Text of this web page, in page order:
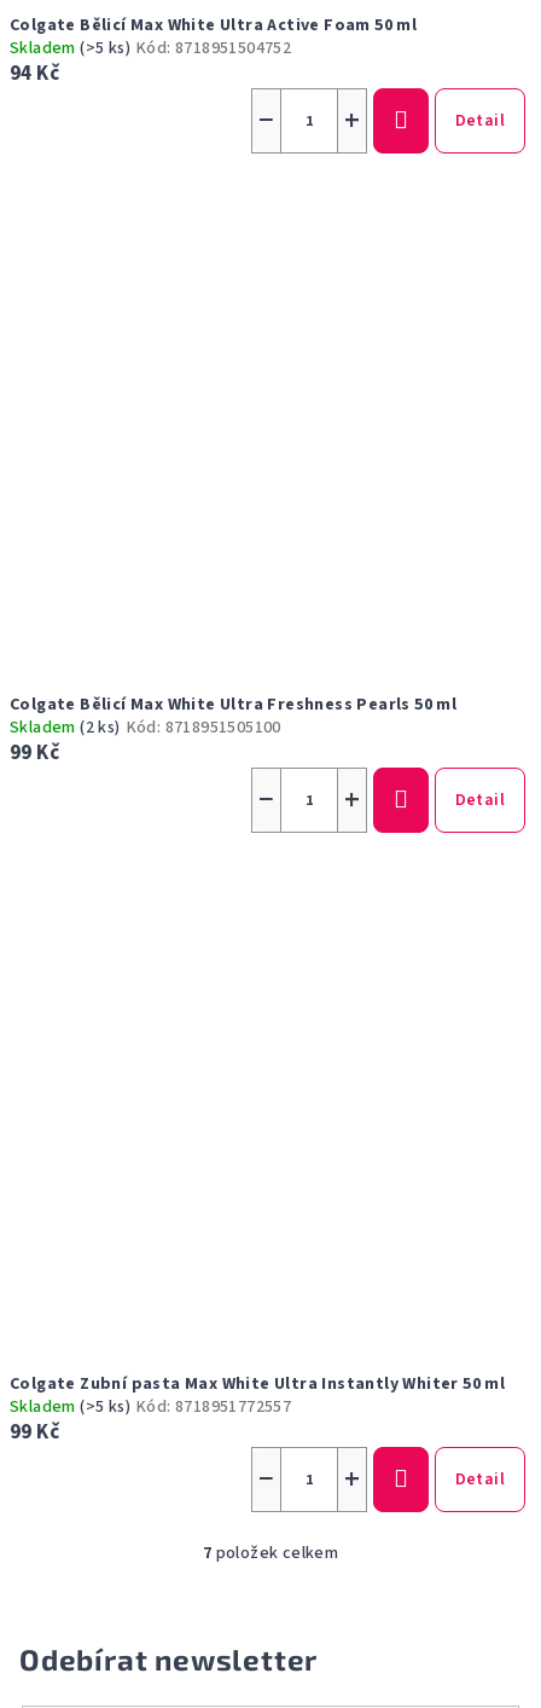
Colgate Bělicí Max White Ultra Active Foam 50 ml
Skladem(>5 ks) Kód:8718951504752
94 Kč
+
− Detail
Colgate Bělicí Max White Ultra Freshness Pearls 50 ml
Skladem(2 ks) Kód: 8718951505100
99 Kč
+
− Detail
Colgate Zubní pasta Max White Ultra Instantly Whiter 50 ml
Skladem(>5 ks) Kód:8718951772557
99 Kč
+
− Detail
O
á
d
7 položek celkem
Odebírat newsletter